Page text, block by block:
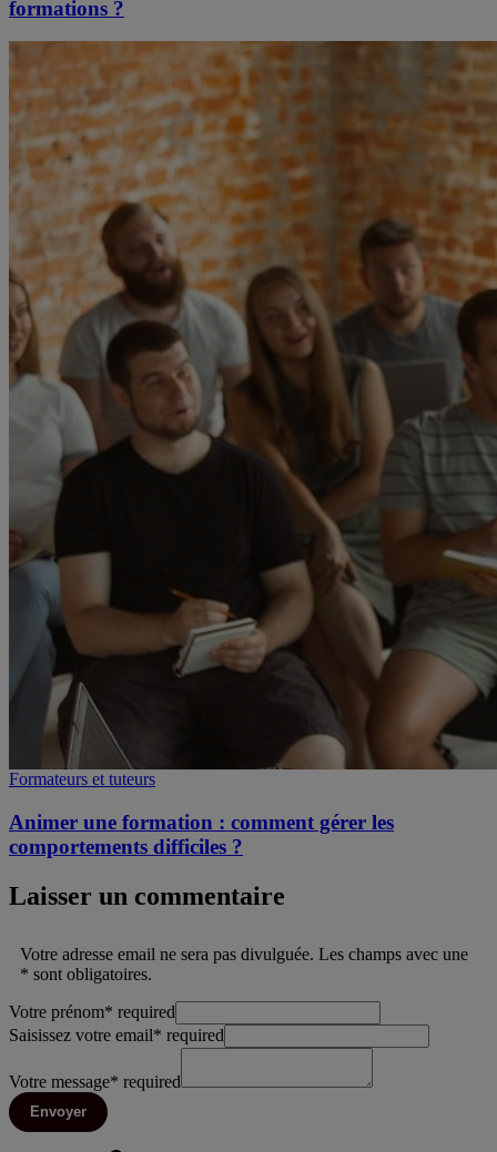
formations ?
Formateurs et tuteurs
Animer une formation : comment gérer les
comportements difficiles ?
Laisser un commentaire
Votre adresse email ne sera pas divulguée. Les champs avec une
* sont obligatoires.
Votre prénom* required
Saisissez votre email* required
Votre message* required
Envoyer